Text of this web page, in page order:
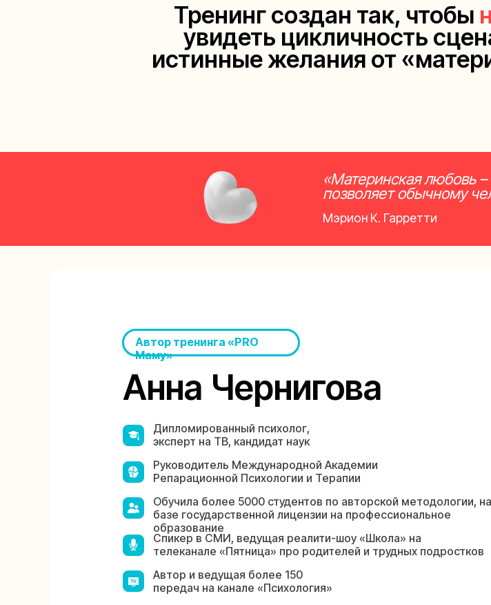
Тренинг создан так, чтобы
увидеть цикличность
истинные желания от
«Материнская любовь –
позволяет обычному
Мэрион К. Гарретти
Анна Чернигова
Автор тренинга «PRO
Маму»
Руководитель Международной Академии
Репарационной Психологии и Терапии
Дипломированный психолог,
эксперт на ТВ, кандидат наук
Автор и ведущая более 150
передач на канале «Психология»
Спикер в СМИ, ведущая реалити-шоу «Школа» на
телеканале «Пятница» про родителей и трудных подростков
Обучила более 5000 студентов по авторской методологии, на
базе государственной лицензии на профессиональное
образование